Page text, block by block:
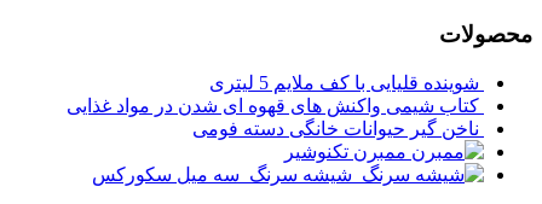
محصولات
شوینده قلیایی با کف ملایم 5 لیتری
کتاب شیمی واکنش های قهوه ای شدن در مواد غذایی
ناخن گیر حیوانات خانگی دسته فومی
ممبرن تکنوشیر
شیشه سرنگ سه میل سکورکس